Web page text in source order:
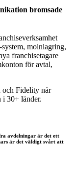
bromsade
molnlagring,
franchisetagare
för avtal,
Fidelity når
30+ länder.
avdelningar är det ett
är det väldigt svårt att